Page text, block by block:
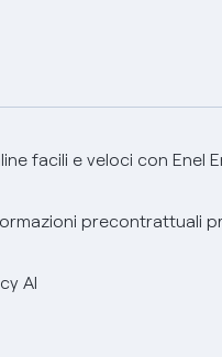
facili e veloci con Enel
precontrattuali
AI